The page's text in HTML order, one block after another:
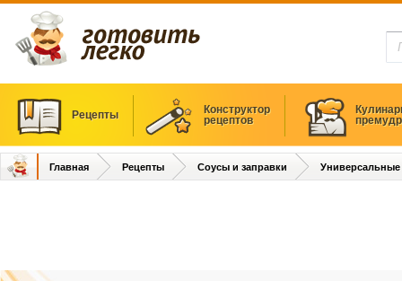
Рецепты
Конструктор
рецептов
Главная Рецепты Соусы и заправки Универсальные